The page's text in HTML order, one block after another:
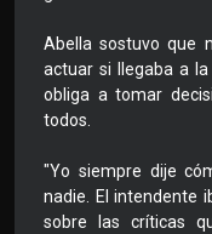
Abella sostuvo que
actuar si llegaba a
obliga a tomar
todos.
"Yo siempre dije
nadie. El intendente
sobre las críticas